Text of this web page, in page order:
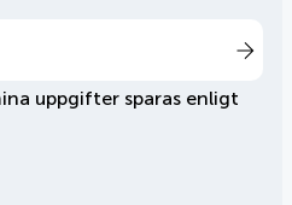
uppgifter sparas enligt